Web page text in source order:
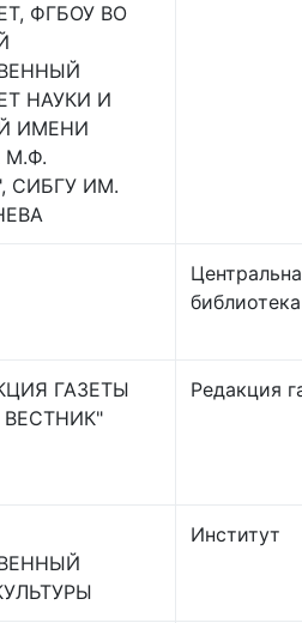
ФГБОУ ВО
НАУКИ И
ИМЕНИ
М.Ф.
СИБГУ ИМ.
библиотека
ГАЗЕТЫ
Редакция
Институт